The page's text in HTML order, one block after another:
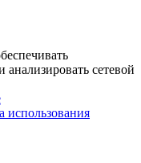
сетевой
использования